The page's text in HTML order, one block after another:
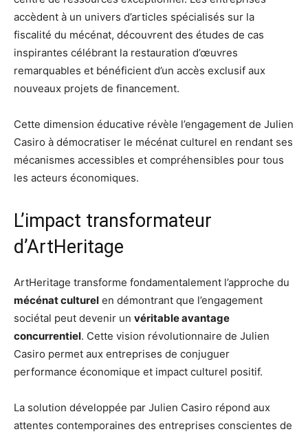
accèdent à un univers d’articles spécialisés sur la
fiscalité du mécénat, découvrent des études de cas
inspirantes célébrant la restauration d’œuvres
remarquables et bénéficient d’un accès exclusif aux
nouveaux projets de financement.
Cette dimension éducative révèle l’engagement de Julien
Casiro à démocratiser le mécénat culturel en rendant ses
mécanismes accessibles et compréhensibles pour tous
les acteurs économiques.
L’impact transformateur
d’ArtHeritage
ArtHeritage transforme fondamentalement l’approche du
mécénat culturel en démontrant que l’engagement
sociétal peut devenir un véritable avantage
concurrentiel. Cette vision révolutionnaire de Julien
Casiro permet aux entreprises de conjuguer
performance économique et impact culturel positif.
La solution développée par Julien Casiro répond aux
attentes contemporaines des entreprises conscientes de